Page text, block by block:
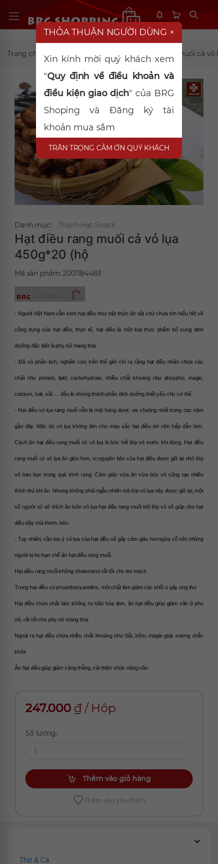
Trang chủ Thạch-Hạt-Snack Hạt điều rang muối cả vỏ
Danh mục: Thạch-Hạt-Snack
Hạt điều rang muối cả vỏ lụa
450g*20 (hộ
Mã sản phẩm:2001184483
- Người Việt Nam vẫn xem hạt điều như một thức ăn vặt chứ chưa tìm hiểu hết về
công dụng của hạt điều, thực tế, hạt điều là một loại thực phẩm bổ sung dinh
dưỡng đặc biệt là phụ nữ mang thai.
- Đã có phân tích, nghiên cứu trên thế giới chỉ ra rằng hạt điều nhân chứa các
chất như protein, lipid, carbohydrate; nhiều chất khoáng như phospho, magie,
calcium, kali, sắt … đều là những thành phần dinh dưỡng thiết yếu cho cơ thể.
- Hạt điều vỏ lụa rang muối vẫn là mặt hàng được ưa chuộng nhất trong các năm
gần đây. Mặc dù vỏ lụa không làm cho màu sắc hạt điều trở nên hấp dẫn hơn.
Cách ăn hạt điều rang muối có vỏ lụa là bóc hết lớp vỏ trước khi dùng. Hạt điều
rang muối có vỏ lụa ăn giòn hơn, vị nguyên bản của hạt điều được giữ lại nhờ lớp
vỏ bao bọc trong quá trình rang. Cảm giác vừa ăn vừa bóc vỏ cũng tạo nhiều
thích thú khi ăn. Nhưng không phải ngẫu nhiên mà lớp vỏ lụa này được giữ lại, một
số người có sở thích ăn luôn vỏ lụa hạt điều rang muối bởi lớp vỏ sẽ giúp cho hạt
điều dậy mùi thơm, béo.
- Tuy nhiên, cần lưu ý vỏ lụa của hạt điều sẽ gây cảm giác hơi ngứa cổ nên những
người bị ho hạn chế ăn hạt điều rang muối.
Hạt điều rang muối không cholesterol rất tốt cho tim mạch
Trong hạt điều có proanthocyanidins, một chất làm giảm các khối u gây ung thư
Hạt điều chứa chất béo không no bão hòa đơn, ăn hạt điều giúp giảm cân ở phụ
nữ, rất tốt cho phụ nữ mang thai
Ngoài ra hạt điều chứa nhiều chất khoáng như Sắt, kẽm, magie giúp xương chắc
khỏe
Ăn hạt điều giúp giảm căng thẳng, cải thiện chức năng não
247.000 ₫ / Hộp
Số lượng:
Thêm vào giỏ hàng
Thêm vào yêu thích
Thịt & Cá
THỎA THUẬN NGƯỜI DÙNG ×
Xin kính mời quý khách xem
"Quy định về điều khoản và
điều kiện giao dịch" của BRG
Shoping và Đăng ký tài
khoản mua sắm
TRÂN TRỌNG CẢM ƠN QUÝ KHÁCH